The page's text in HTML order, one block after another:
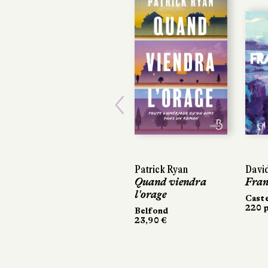
Patrick Ryan
Quand viendra
l'orage
Belfond
23,90 €
220
Previous